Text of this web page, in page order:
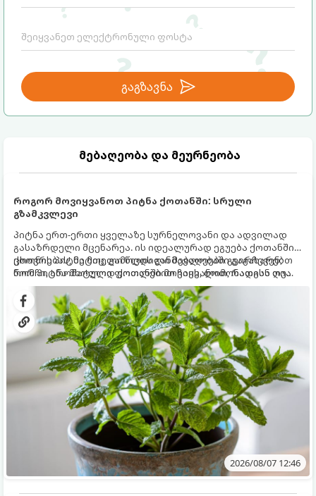
გაგზავნა
მებაღეობა და მეურნეობა
როგორ მოვიყვანოთ პიტნა ქოთანში: სრული
გზამკვლევი
პიტნა ერთ-ერთი ყველაზე სურნელოვანი და ადვილად
გასაზრდელი მცენარეა. ის იდეალურად ეგუება ქოთანში
ცხოვრებას, მეტიც, გამოცდილი მებაღეები გვირჩევენ,
რომ პიტნა მხოლოდ ქოთანში მოვიყვანოთ, რადგან ღია
გრუნტში (ბაღში) დარგვისას ის ფესვებით ძალიან
სწრაფად ვრცელდება და სხვა მცენარეებს ავიწროებს.
ქოთნის პიტნა მთელი წლის განმავლობაში გაგახარებთ
ნორჩი, არომატული ფოთლებით ჩაის, ლიმონათისა თუ
კერძებისთვის.
2026/08/07 12:46